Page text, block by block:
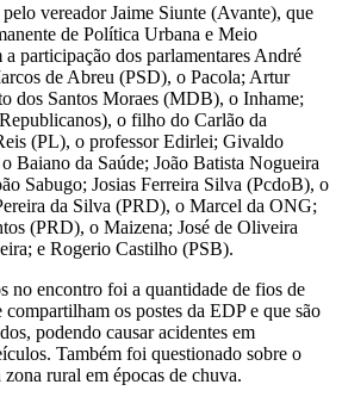
vereador Jaime Siunte (Avante), que
de Política Urbana e Meio
participação dos parlamentares André
de Abreu (PSD), o Pacola; Artur
dos Santos Moraes (MDB), o Inhame;
o filho do Carlão da
(PL), o professor Edirlei; Givaldo
Baiano da Saúde; João Batista Nogueira
Sabugo; Josias Ferreira Silva (PcdoB), o
da Silva (PRD), o Marcel da ONG;
(PRD), o Maizena; José de Oliveira
e Rogerio Castilho (PSB).
no encontro foi a quantidade de fios de
compartilham os postes da EDP e que são
podendo causar acidentes em
Também foi questionado sobre o
rural em épocas de chuva.